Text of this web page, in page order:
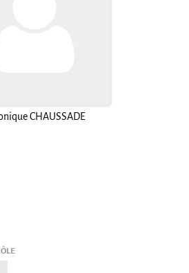
CHAUSSADE